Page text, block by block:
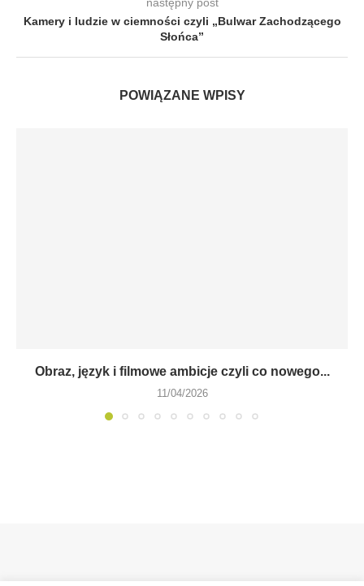
Kamery i ludzie w ciemności czyli „Bulwar Zachodzącego
Słońca”
POWIĄZANE WPISY
Obraz, język i filmowe ambicje czyli co nowego...
11/04/2026